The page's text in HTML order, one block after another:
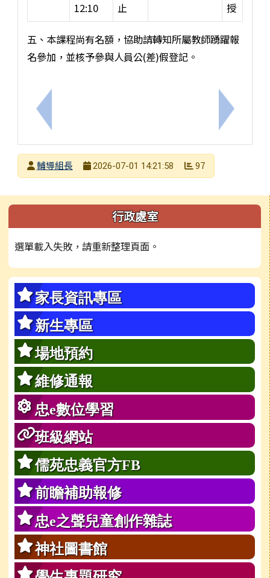
上一筆：中正高中辦理探索未來，安頓內在：掌握
12:10
止
授
五、本課程尚有名額，協助請轉知所屬教師踴躍報
名參加，並核予參與人員公(差)假登記。
下一筆：
發布者
輔導組長
2026-07-01 14:21:58 97
左邊區域內容 行政處室
選單載入失敗，請重新整理頁面。
家長資訊專區
新生專區
場地預約
維修通報
忠e數位學習
班級網站
儒苑忠義官方FB
前瞻補助報修
忠e之聲兒童創作雜誌
神社圖書館